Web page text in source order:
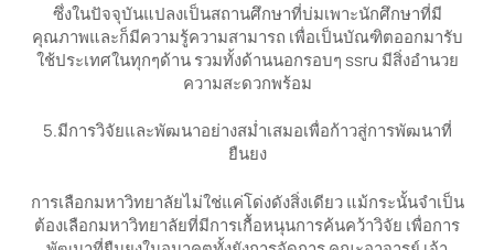
ซึ่งในปัจจุบันแปลงเป็นสถานศึกษาที่บ่มเพาะนักศึกษาที่มี
คุณภาพและก็มีความรู้ความสามารถ เพื่อเป็นบัณฑิตออกมารับ
ใช้ประเทศในทุกๆด้าน รวมทั้งด้านนอกรอบๆ ssru มีสิ่งอำนวย
ความสะดวกพร้อม
5.มีการวิจัยและพัฒนาอย่างสม่ำเสมอเพื่อก้าวสู่การพัฒนาที่
ยืนยง
การเลือกมหาวิทยาลัยไม่ใช่แค่โด่งดังสิ่งเดียว แม้กระนั้นจำเป็น
ต้องเลือกมหาวิทยาลัยที่มีการเกื้อหนุนการค้นคว้าวิจัย เพื่อการ